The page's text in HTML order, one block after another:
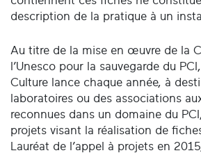
description de la pratique à un
Au titre de la mise en œuvre de la
l’Unesco pour la sauvegarde du
Culture lance chaque année, à
laboratoires ou des associations
reconnues dans un domaine du
projets visant la réalisation de
Lauréat de l’appel à projets en